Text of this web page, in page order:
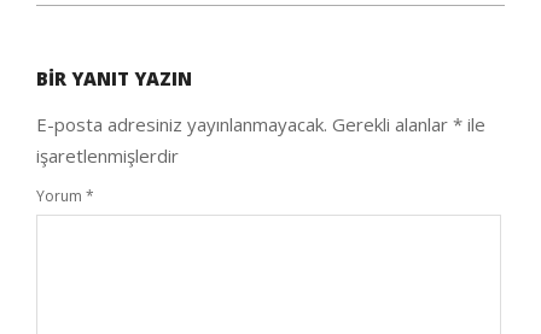
12
BIR YANIT YAZIN
E-posta adresiniz yayınlanmayacak. Gerekli alanlar * ile
işaretlenmişlerdir
Yorum *